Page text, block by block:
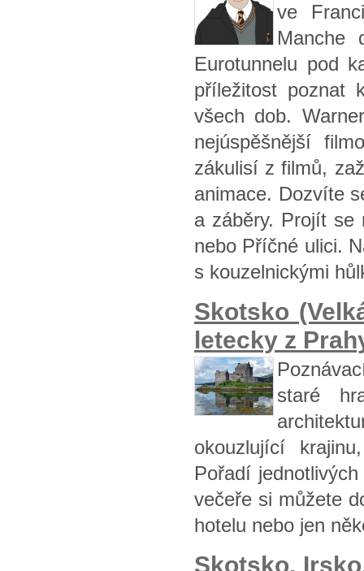
ve
Manche
Eurotunnelu pod
příležitost poznat
všech dob.
nejúspěšnější
zákulisí z filmů,
animace. Dozvíte
a záběry. Projít se
nebo Příčné ulici.
s kouzelnickými
Skotsko
letecky z
staré
okouzlující
Pořadí
večeře si můžete
hotelu nebo jen
Skotsko,